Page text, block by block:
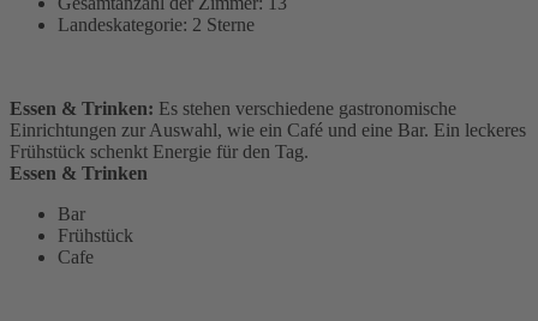
Landeskategorie: 2 Sterne
Essen & Trinken: Es stehen verschiedene gastronomische
Einrichtungen zur Auswahl, wie ein Café und eine Bar. Ein leckeres
Frühstück schenkt Energie für den Tag.
Essen & Trinken
Bar
Frühstück
Cafe